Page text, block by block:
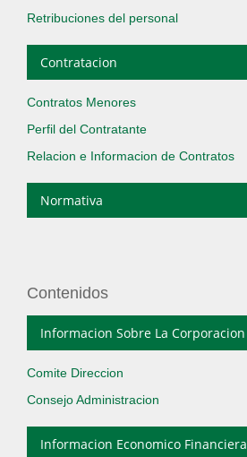
Retribuciones del personal
Contratacion
Contratos Menores
Perfil del Contratante
Relacion e Informacion de Contratos
Normativa
Contenidos
Informacion Sobre La Corporacion
Comite Direccion
Consejo Administracion
Informacion Economico Financiera